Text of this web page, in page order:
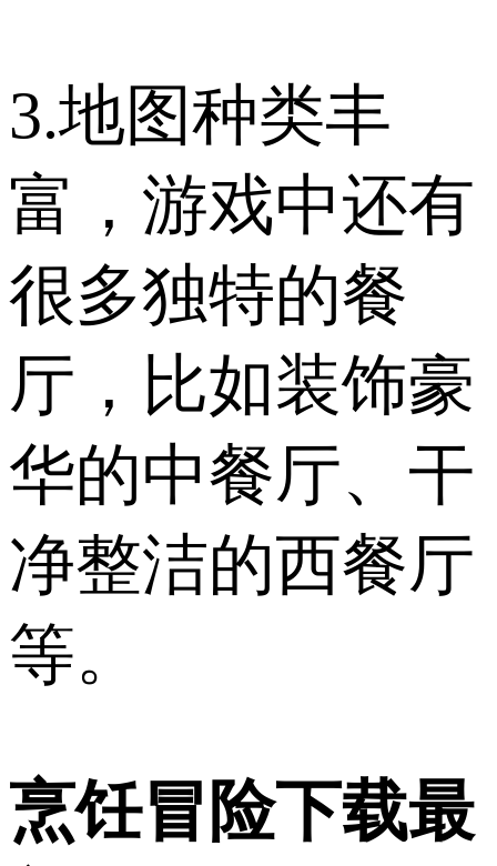
3.地图种类丰
富，游戏中还有
很多独特的餐
厅，比如装饰豪
华的中餐厅、干
净整洁的西餐厅
等。
烹饪冒险下载最